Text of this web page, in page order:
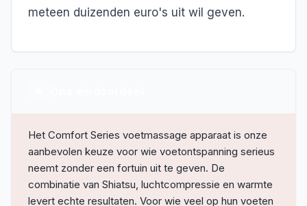
meteen duizenden euro's uit wil geven.
Het Comfort Series voetmassage apparaat is onze
aanbevolen keuze voor wie voetontspanning serieus
neemt zonder een fortuin uit te geven. De
combinatie van Shiatsu, luchtcompressie en warmte
levert echte resultaten. Voor wie veel op hun voeten